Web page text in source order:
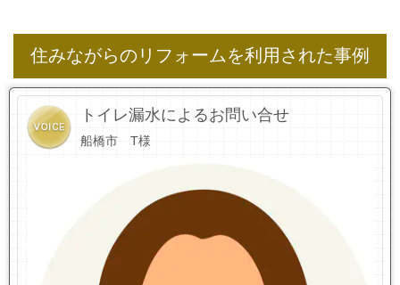
住みながらのリフォームを利用された事例
トイレ漏水によるお問い合せ
船橋市 T様